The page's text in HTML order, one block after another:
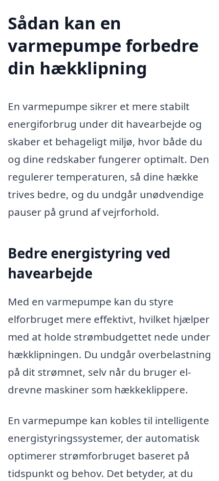
Sådan kan en
varmepumpe forbedre
din hækklipning
En varmepumpe sikrer et mere stabilt
energiforbrug under dit havearbejde og
skaber et behageligt miljø, hvor både du
og dine redskaber fungerer optimalt. Den
regulerer temperaturen, så dine hække
trives bedre, og du undgår unødvendige
pauser på grund af vejrforhold.
Bedre energistyring ved
havearbejde
Med en varmepumpe kan du styre
elforbruget mere effektivt, hvilket hjælper
med at holde strømbudgettet nede under
hækklipningen. Du undgår overbelastning
på dit strømnet, selv når du bruger el-
drevne maskiner som hækkeklippere.
En varmepumpe kan kobles til intelligente
energistyringssystemer, der automatisk
optimerer strømforbruget baseret på
tidspunkt og behov. Det betyder, at du